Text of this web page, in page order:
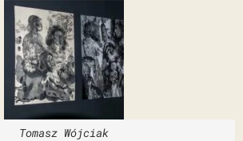
Tomasz Wójciak